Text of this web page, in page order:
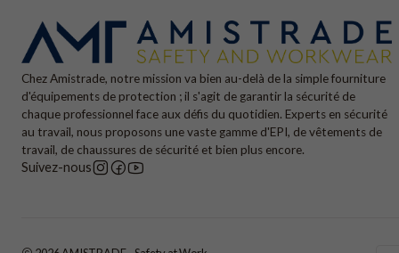
Chez Amistrade, notre mission va bien au-delà de la simple fourniture
d'équipements de protection ; il s'agit de garantir la sécurité de
chaque professionnel face aux défis du quotidien. Experts en sécurité
au travail, nous proposons une vaste gamme d'EPI, de vêtements de
travail, de chaussures de sécurité et bien plus encore.
Suivez-nous